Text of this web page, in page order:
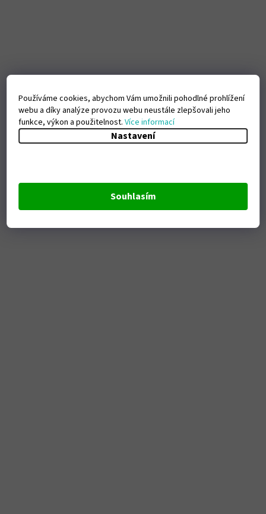
Používáme cookies, abychom Vám umožnili pohodlné prohlížení
webu a díky analýze provozu webu neustále zlepšovali jeho
funkce, výkon a použitelnost.Více informací
Nastavení
Souhlasím